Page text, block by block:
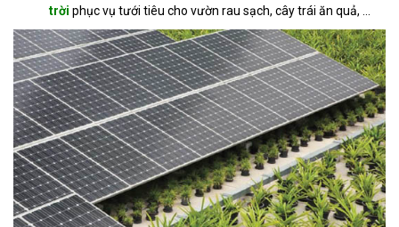
trời phục vụ tưới tiêu cho vườn rau sạch, cây trái ăn quả, ...